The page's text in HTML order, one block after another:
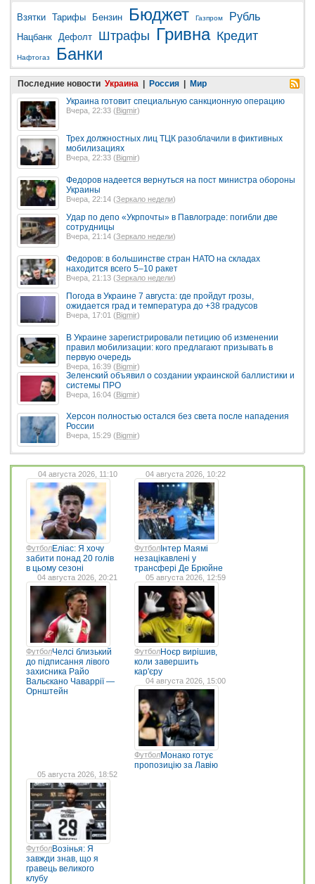
Взятки Тарифы Бензин Бюджет Газпром Рубль
Нацбанк Дефолт Штрафы Гривна Кредит
Нафтогаз Банки
Последние новости Украина | Россия | Мир
Украина готовит специальную санкционную операцию
Вчера, 22:33 (Bigmir)
Трех должностных лиц ТЦК разоблачили в фиктивных
мобилизациях
Вчера, 22:33 ( Bigmir)
Федоров надеется вернуться на пост министра обороны
Украины
Вчера, 22:14 (Зеркало недели)
Удар по депо «Укрпочты» в Павлограде: погибли две
сотрудницы
Вчера, 21:14 (Зеркало недели)
Федоров: в большинстве стран НАТО на складах
находится всего 5–10 ракет
Вчера, 21:13 (Зеркало недели)
Погода в Украине 7 августа: где пройдут грозы,
ожидается град и температура до +38 градусов
Вчера, 17:01 ( Bigmir)
В Украине зарегистрировали петицию об изменении
правил мобилизации: кого предлагают призывать в
первую очередь
Вчера, 16:39 (Bigmir)
Зеленский объявил о создании украинской баллистики и
системы ПРО
Вчера, 16:04 (Bigmir)
Херсон полностью остался без света после нападения
России
Вчера, 15:29 ( Bigmir)
04 августа 2026, 11:10
ФутболЕліас: Я хочу
забити понад 20 голів
в цьому сезоні
04 августа 2026, 10:22
ФутболІнтер Маямі
незацікавлені у
трансфері Де Брюйне
04 августа 2026, 20:21
ФутболЧелсі близький
до підписання лівого
захисника Райо
Вальєкано Чаваррії —
Орнштейн
05 августа 2026, 12:59
ФутболНоєр вирішив,
коли завершить
кар'єру
04 августа 2026, 15:00
ФутболМонако готує
пропозицію за Лавію
05 августа 2026, 18:52
ФутболВозінья: Я
завжди знав, що я
гравець великого
клубу